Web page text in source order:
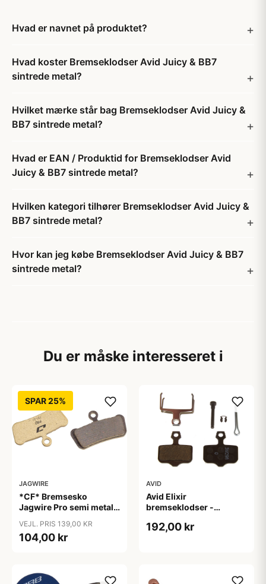
Hvad er navnet på produktet?
Hvad koster Bremseklodser Avid Juicy & BB7
sintrede metal?
Hvilket mærke står bag Bremseklodser Avid Juicy &
BB7 sintrede metal?
Hvad er EAN / Produktid for Bremseklodser Avid
Juicy & BB7 sintrede metal?
Hvilken kategori tilhører Bremseklodser Avid Juicy &
BB7 sintrede metal?
Hvor kan jeg købe Bremseklodser Avid Juicy & BB7
sintrede metal?
Du er måske interesseret i
SPAR 25%
JAGWIRE
*CF* Bremsesko
Jagwire Pro semi metal
Ultimate/RCS/RS/R -
Avid Trail
VEJL. PRIS 139,00 KR
104,00 kr
AVID
Avid Elixir
bremseklodser -
192,00 kr